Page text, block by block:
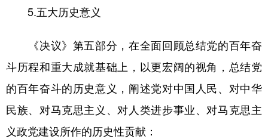
5.五大历史意义
《决议》第五部分，在全面回顾总结党的百年奋
斗历程和重大成就基础上，以更宏阔的视角，总结党
的百年奋斗的历史意义，阐述党对中国人民、对中华
民族、对马克思主义、对人类进步事业、对马克思主
义政党建设所作的历史性贡献：